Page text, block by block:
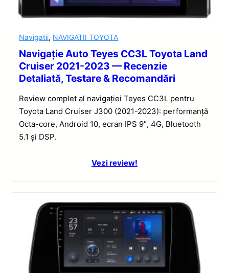
Navigatii, NAVIGATII TOYOTA
Navigație Auto Teyes CC3L Toyota Land
Cruiser 2021-2023 — Recenzie
Detaliată, Testare & Recomandări
Review complet al navigației Teyes CC3L pentru
Toyota Land Cruiser J300 (2021-2023): performanță
Octa-core, Android 10, ecran IPS 9″, 4G, Bluetooth
5.1 și DSP.
Vezi review!